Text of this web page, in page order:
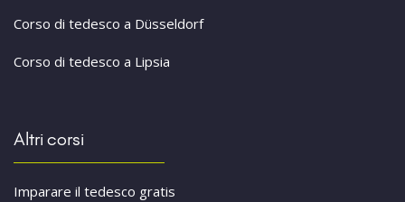
Corso di tedesco a Düsseldorf
Corso di tedesco a Lipsia
Altri corsi
Imparare il tedesco gratis